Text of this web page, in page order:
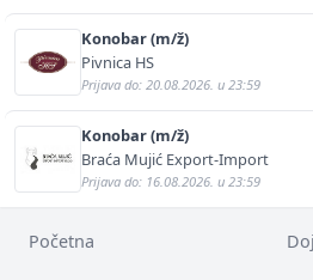
Konobar (m/ž)
Pivnica HS
Prijava do: 20.08.2026. u 23:59
Konobar (m/ž)
Braća Mujić Export-Import
Prijava do: 16.08.2026. u 23:59
Početna